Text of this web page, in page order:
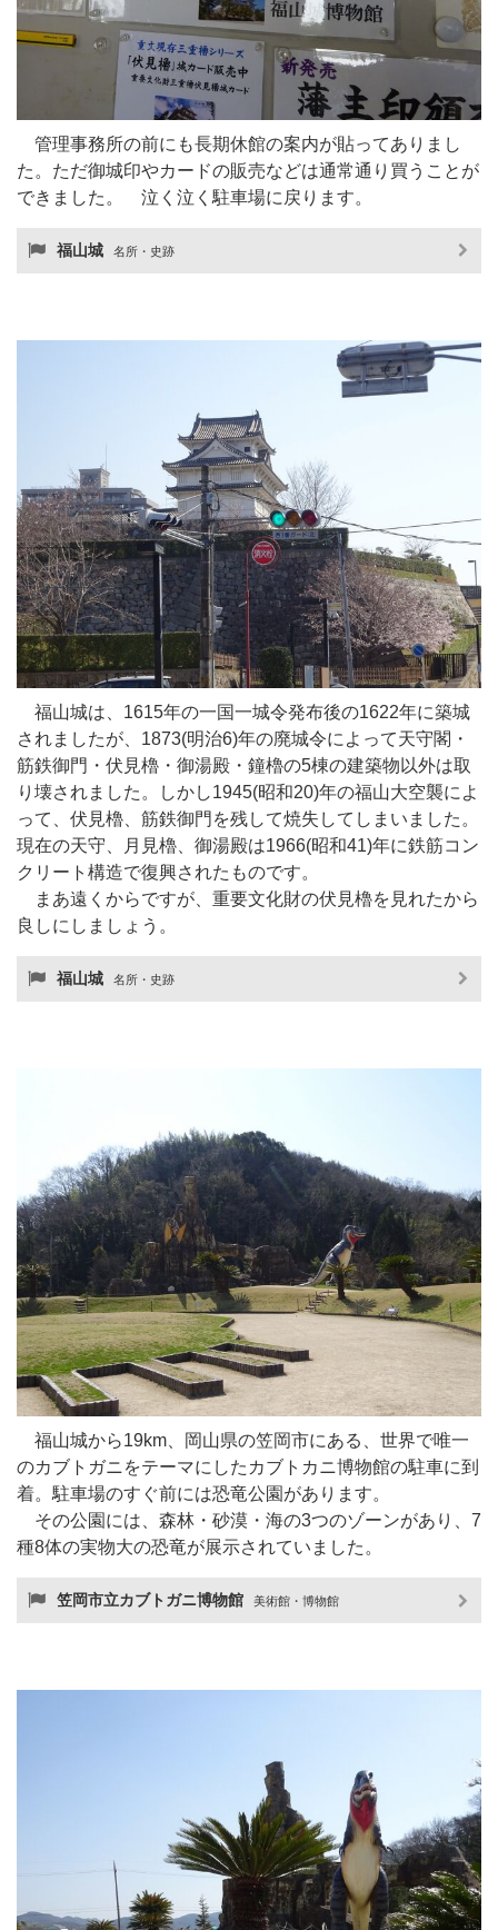
管理事務所の前にも長期休館の案内が貼ってありまし
た。ただ御城印やカードの販売などは通常通り買うことが
できました。 泣く泣く駐車場に戻ります。
福山城 名所・史跡
福山城は、1615年の一国一城令発布後の1622年に築城
されましたが、1873(明治6)年の廃城令によって天守閣・
筋鉄御門・伏見櫓・御湯殿・鐘櫓の5棟の建築物以外は取
り壊されました。しかし1945(昭和20)年の福山大空襲によ
って、伏見櫓、筋鉄御門を残して焼失してしまいました。
現在の天守、月見櫓、御湯殿は1966(昭和41)年に鉄筋コン
クリート構造で復興されたものです。
まあ遠くからですが、重要文化財の伏見櫓を見れたから
良しにしましょう。
福山城 名所・史跡
福山城から19km、岡山県の笠岡市にある、世界で唯一
のカブトガニをテーマにしたカブトカニ博物館の駐車に到
着。駐車場のすぐ前には恐竜公園があります。
その公園には、森林・砂漠・海の3つのゾーンがあり、7
種8体の実物大の恐竜が展示されていました。
笠岡市立カブトガニ博物館 美術館・博物館